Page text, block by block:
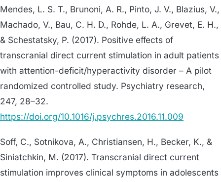
Mendes, L. S. T., Brunoni, A. R., Pinto, J. V., Blazius, V.,
Machado, V., Bau, C. H. D., Rohde, L. A., Grevet, E. H.,
& Schestatsky, P. (2017). Positive effects of
transcranial direct current stimulation in adult patients
with attention-deficit/hyperactivity disorder – A pilot
randomized controlled study. Psychiatry research,
247, 28–32.
https://doi.org/10.1016/j.psychres.2016.11.009
Soff, C., Sotnikova, A., Christiansen, H., Becker, K., &
Siniatchkin, M. (2017). Transcranial direct current
stimulation improves clinical symptoms in adolescents